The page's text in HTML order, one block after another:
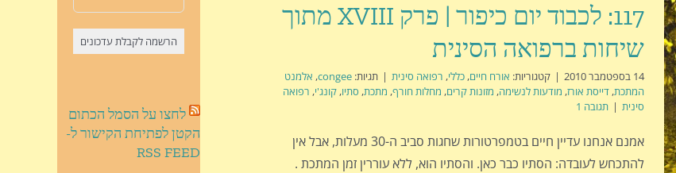
117: לכבוד יום כיפור | פרק XVIII מתוך
שיחות ברפואה הסינית
14 בספטמבר 2010 | קטגוריות: אורח חיים, כללי, רפואה סינית | תגיות: congee
, אלמנט
המתכת, דייסת אורז, מודעות לנשימה, מזונות קרים, מחלות חורף, מתכת, סתיו, קונג'י, רפואה
סינית | תגובה 1
אמנם אנחנו עדיין חיים בטמפרטורות שחגות סביב ה-30 מעלות, אבל אין
להתכחש לעובדה: הסתיו כבר כאן. והסתיו הוא, ללא עוררין זמן המתכת .
לחצו על הסמל הכתום
הקטן לפתיחת הקישור ל-
RSS FEED